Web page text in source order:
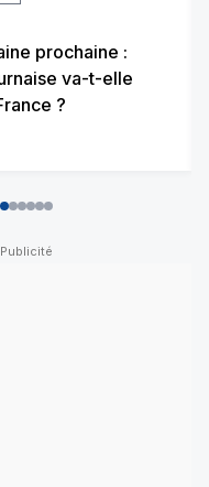
prochaine :
va-t-elle
?
012345